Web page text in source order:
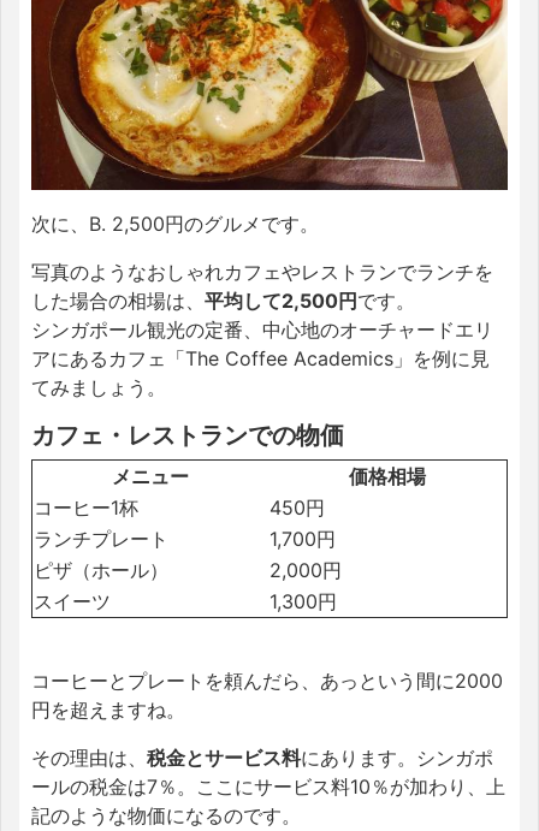
次に、B. 2,500円のグルメです。
写真のようなおしゃれカフェやレストランでランチを
した場合の相場は、 平均して2,500円 です。
シンガポール観光の定番、中心地のオーチャードエリ
アにあるカフェ「The Coffee Academics」を例に見
てみましょう。
カフェ・レストランでの物価
メニュー
価格相場
コーヒー1杯
450円
ランチプレート
1,700円
ピザ（ホール）
2,000円
スイーツ
1,300円
コーヒーとプレートを頼んだら、あっという間に2000
円を超えますね。
その理由は、 税金とサービス料にあります。シンガポ
ールの税金は7％。ここにサービス料10％が加わり、上
記のような物価になるのです。